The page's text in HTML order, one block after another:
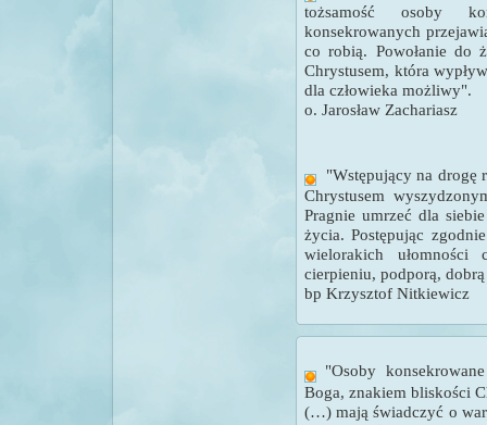
tożsamość osoby
konsekrowanych
co robią. Powołanie do
Chrystusem, która
dla człowieka możliwy".
o. Jarosław Zachariasz
"Wstępujący na drogę
Chrystusem
Pragnie umrzeć dla
życia. Postępując
wielorakich
cierpieniu, podporą,
bp Krzysztof Nitkiewicz
"Osoby
Boga, znakiem bliskości
(…) mają świadczyć o